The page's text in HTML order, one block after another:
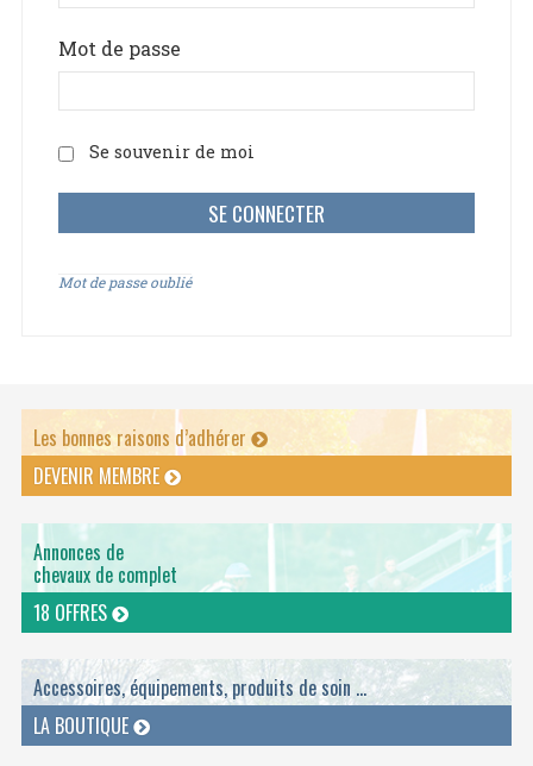
Mot de passe
Se souvenir de moi
Mot de passe oublié
Les bonnes raisons d’adhérer
DEVENIR MEMBRE
Annonces de
chevaux de complet
18 OFFRES
Accessoires, équipements, produits de soin ...
LA BOUTIQUE